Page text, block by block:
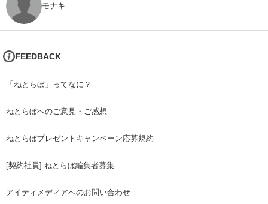
モナキ
FEEDBACK
「ねとらぼ」ってなに？
ねとらぼへのご意見・ご感想
ねとらぼプレゼントキャンペーン応募規約
[契約社員] ねとらぼ編集者募集
アイティメディアへのお問い合わせ